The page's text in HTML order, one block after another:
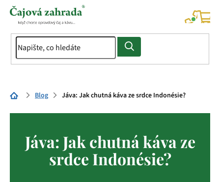
Přejít
Domů Blog Jáva: Jak chutná káva ze srdce Indonésie?
Jáva: Jak chutná káva ze
srdce Indonésie?